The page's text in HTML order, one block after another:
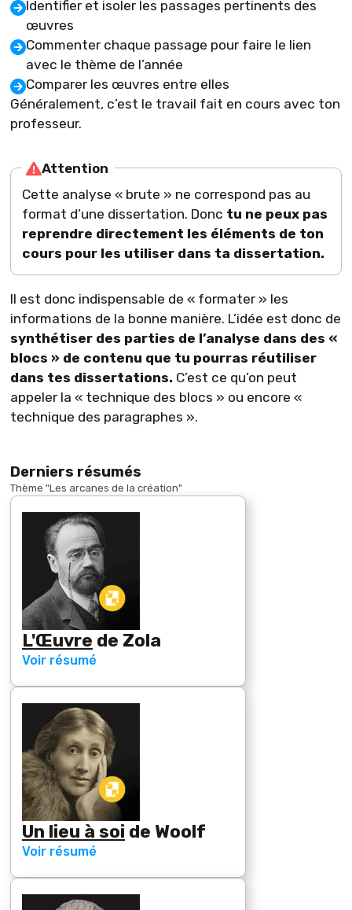
Identifier et isoler les passages pertinents des
œuvres
Commenter chaque passage pour faire le lien
avec le thème de l’année
Comparer les œuvres entre elles
Généralement, c’est le travail fait en cours avec ton
professeur.
Attention
Cette analyse « brute » ne correspond pas au
format d’une dissertation. Donc tu ne peux pas
reprendre directement les éléments de ton
cours pour les utiliser dans ta dissertation.
Il est donc indispensable de « formater » les
informations de la bonne manière. L’idée est donc de
synthétiser des parties de l’analyse dans des «
blocs » de contenu que tu pourras réutiliser
dans tes dissertations. C’est ce qu’on peut
appeler la « technique des blocs » ou encore «
technique des paragraphes ».
Derniers résumés
Thème "Les arcanes de la création"
L'Œuvre de Zola
Voir résumé
Un lieu à soi de Woolf
Voir résumé